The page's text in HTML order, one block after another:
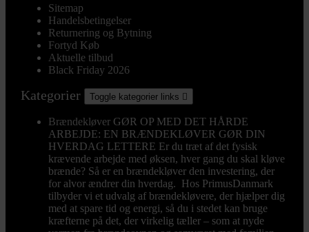
Sitemap
Handelsbetingelser
Returnering og Bytning
Fortyd Køb
Aktuelle tilbud
Black Friday 2026
Kategorier Toggle kategorier links 
Brændekløver GØR OP MED DET HÅRDE
ARBEJDE: EN BRÆNDEKLØVER GØR DIN
HVERDAG LETTERE Er du træt af det fysisk
krævende arbejde med øksen, hver gang du skal kløve
brænde? Så er en brændekløver den investering, der
for alvor ændrer din hverdag. Hos PrimusDanmark
tilbyder vi et udvalg af brændekløvere, der hjælper dig
med at spare tid og energi, så du i stedet kan bruge
kræfterne på det, der virkelig tæller – som at nyde